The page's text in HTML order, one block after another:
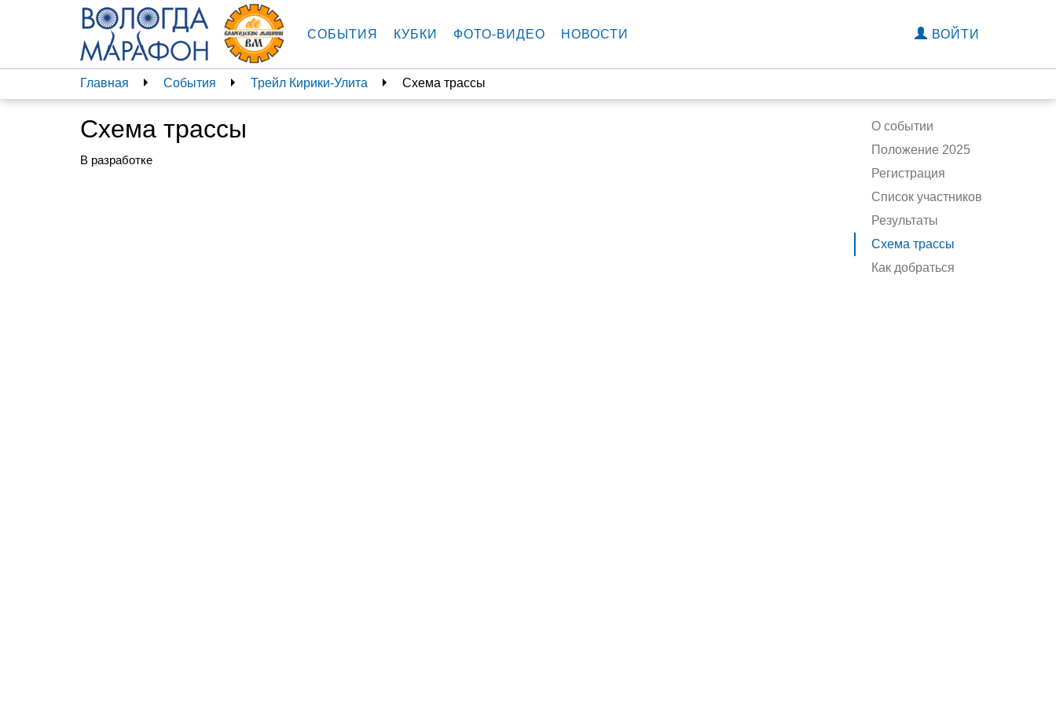
СОБЫТИЯ КУБКИ ФОТО-ВИДЕО НОВОСТИ ВОЙТИ
Главная События Трейл Кирики-Улита Схема трассы
О событии
Положение 2025
Регистрация
Список участников
Результаты
Схема трассы
Как добраться
Схема трассы
В разработке